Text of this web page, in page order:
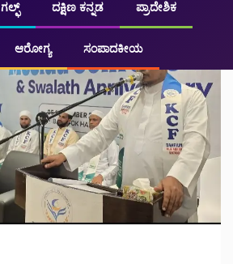
ಗಲ್ಫ್ ದಕ್ಷಿಣ ಕನ್ನಡ ಪ್ರಾದೇಶಿಕ
ಆರೋಗ್ಯ ಸಂಪಾದಕೀಯ